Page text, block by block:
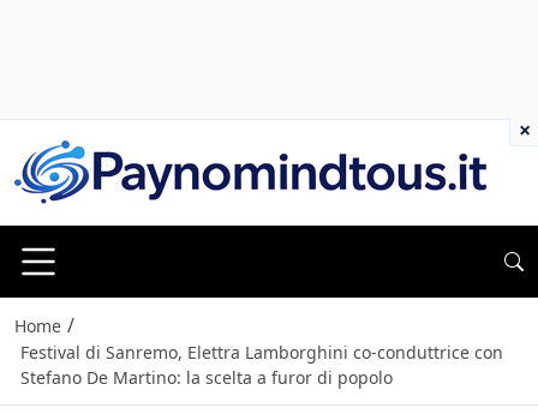
Home /
Festival di Sanremo, Elettra Lamborghini co-conduttrice con
Stefano De Martino: la scelta a furor di popolo
×